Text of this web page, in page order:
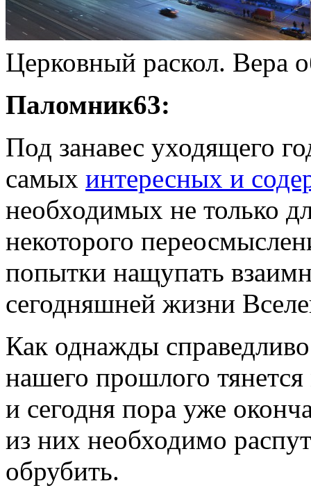
Церковный раскол. Вера
Паломник63:
Под занавес уходящего
самых интересных и
необходимых не только
некоторого
попытки нащупать
сегодняшней жизни
Как однажды
нашего прошлого
и сегодня пора уже
из них необходимо
обрубить.